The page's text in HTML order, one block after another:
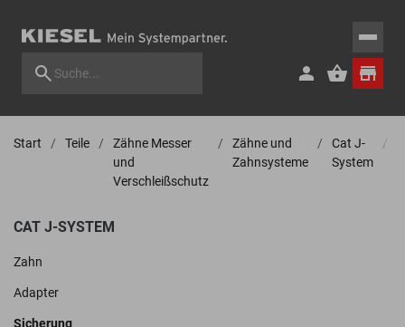
Start Teile
Zähne Messer
und
Verschleißschutz
Zähne und
Zahnsysteme
Cat J-
System
CAT J-SYSTEM
Zahn
Adapter
Sicherung